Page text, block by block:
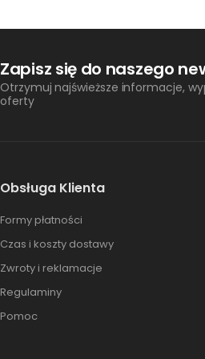
Zapisz się do naszego
Otrzymuj najświeższe informacje,
oferty
Obsługa Klienta
Formy płatności
Czas i koszty dostawy
Zwroty i reklamacje
Regulaminy
Pomoc